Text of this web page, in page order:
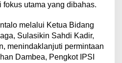
utama yang dibahas.
melalui Ketua Bidang
Sulasikin Sahdi Kadir,
menindaklanjuti permintaan
Dambea, Pengkot IPSI